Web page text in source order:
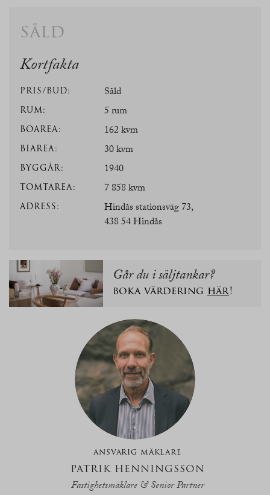
såld
Kortfakta
PRIS/BUD: Såld
RUM: 5 rum
BOAREA: 162 kvm
BIAREA: 30 kvm
BYGGÅR: 1940
TOMTAREA: 7 858 kvm
ADRESS:
Hindås stationsväg 73,
438 54 Hindås
Går du i säljtankar?
boka värdering här!
ANSVARIG MÄKLARE
PATRIK HENNINGSSON
Fastighetsmäklare & Senior Partner